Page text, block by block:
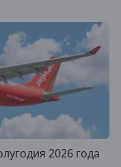
2026 года